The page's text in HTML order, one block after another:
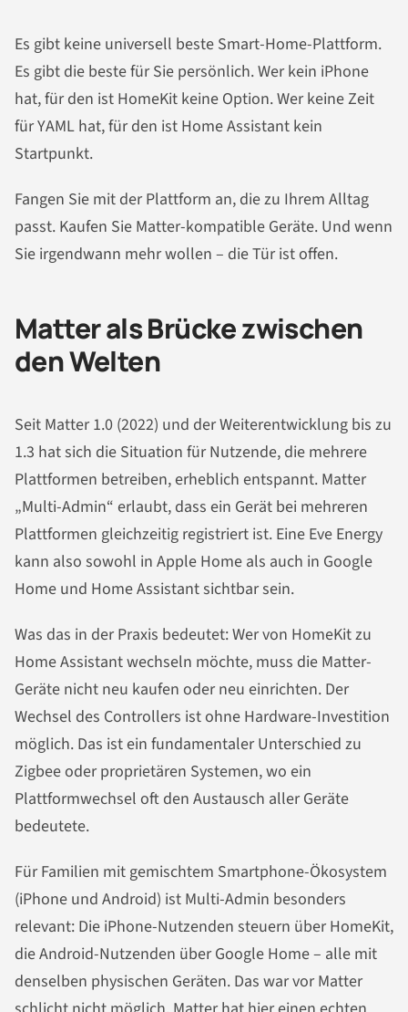
Es gibt keine universell beste Smart-Home-Plattform.
Es gibt die beste für Sie persönlich. Wer kein iPhone
hat, für den ist HomeKit keine Option. Wer keine Zeit
für YAML hat, für den ist Home Assistant kein
Startpunkt.
Fangen Sie mit der Plattform an, die zu Ihrem Alltag
passt. Kaufen Sie Matter-kompatible Geräte. Und wenn
Sie irgendwann mehr wollen – die Tür ist offen.
Matter als Brücke zwischen
den Welten
Seit Matter 1.0 (2022) und der Weiterentwicklung bis zu
1.3 hat sich die Situation für Nutzende, die mehrere
Plattformen betreiben, erheblich entspannt. Matter
„Multi-Admin“ erlaubt, dass ein Gerät bei mehreren
Plattformen gleichzeitig registriert ist. Eine Eve Energy
kann also sowohl in Apple Home als auch in Google
Home und Home Assistant sichtbar sein.
Was das in der Praxis bedeutet: Wer von HomeKit zu
Home Assistant wechseln möchte, muss die Matter-
Geräte nicht neu kaufen oder neu einrichten. Der
Wechsel des Controllers ist ohne Hardware-Investition
möglich. Das ist ein fundamentaler Unterschied zu
Zigbee oder proprietären Systemen, wo ein
Plattformwechsel oft den Austausch aller Geräte
bedeutete.
Für Familien mit gemischtem Smartphone-Ökosystem
(iPhone und Android) ist Multi-Admin besonders
relevant: Die iPhone-Nutzenden steuern über HomeKit,
die Android-Nutzenden über Google Home – alle mit
denselben physischen Geräten. Das war vor Matter